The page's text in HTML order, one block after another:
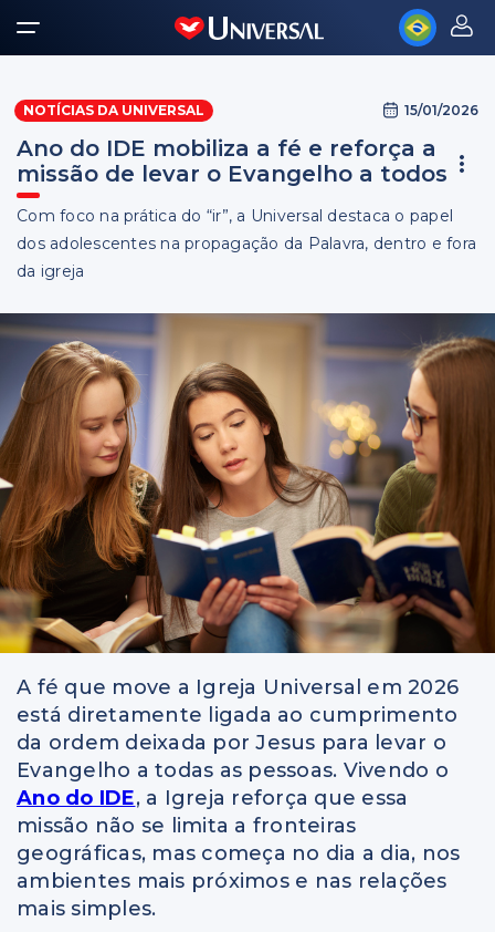
NOTÍCIAS DA UNIVERSAL 15/01/2026
Ano do IDE mobiliza a fé e reforça a
missão de levar o Evangelho a todos
Com foco na prática do “ir”, a Universal destaca o papel
dos adolescentes na propagação da Palavra, dentro e fora
da igreja
A fé que move a Igreja Universal em 2026
está diretamente ligada ao cumprimento
da ordem deixada por Jesus para levar o
Evangelho a todas as pessoas. Vivendo o
Ano do IDE, a Igreja reforça que essa
missão não se limita a fronteiras
geográficas, mas começa no dia a dia, nos
ambientes mais próximos e nas relações
mais simples.